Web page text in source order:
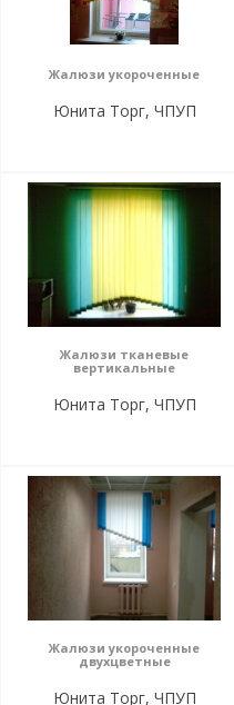
Жалюзи укороченные
Юнита Торг, ЧПУП
Жалюзи тканевые
вертикальные
Юнита Торг, ЧПУП
Жалюзи укороченные
двухцветные
Юнита Торг, ЧПУП